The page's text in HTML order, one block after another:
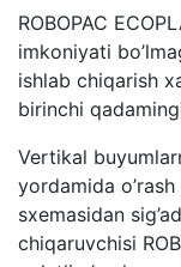
ROBOPAC
imkoniyati
ishlab chiqarish
birinchi
Vertikal
yordamida
sxemasidan
chiqaruvchisi